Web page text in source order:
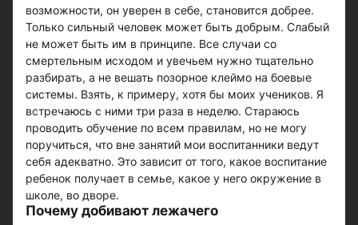
возможности, он уверен в себе, становится добрее.
Только сильный человек может быть добрым. Слабый
не может быть им в принципе. Все случаи со
смертельным исходом и увечьем нужно тщательно
разбирать, а не вешать позорное клеймо на боевые
системы. Взять, к примеру, хотя бы моих учеников. Я
встречаюсь с ними три раза в неделю. Стараюсь
проводить обучение по всем правилам, но не могу
поручиться, что вне занятий мои воспитанники ведут
себя адекватно. Это зависит от того, какое воспитание
ребенок получает в семье, какое у него окружение в
школе, во дворе.
Почему добивают лежачего